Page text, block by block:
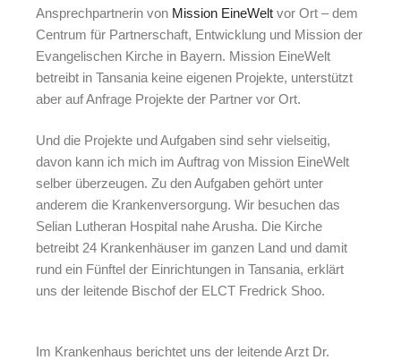
Ansprechpartnerin von Mission EineWelt vor Ort – dem
Centrum für Partnerschaft, Entwicklung und Mission der
Evangelischen Kirche in Bayern. Mission EineWelt
betreibt in Tansania keine eigenen Projekte, unterstützt
aber auf Anfrage Projekte der Partner vor Ort.
Und die Projekte und Aufgaben sind sehr vielseitig,
davon kann ich mich im Auftrag von Mission EineWelt
selber überzeugen. Zu den Aufgaben gehört unter
anderem die Krankenversorgung. Wir besuchen das
Selian Lutheran Hospital nahe Arusha. Die Kirche
betreibt 24 Krankenhäuser im ganzen Land und damit
rund ein Fünftel der Einrichtungen in Tansania, erklärt
uns der leitende Bischof der ELCT Fredrick Shoo.
Im Krankenhaus berichtet uns der leitende Arzt Dr.